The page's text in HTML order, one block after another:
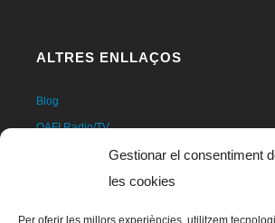
Gestionar el consentiment
les cookies
Per oferir les millors experiències, utilitzem
ALTRES ENLLAÇOS
Blog
OAFI Radio/TV
Fer-se voluntari@